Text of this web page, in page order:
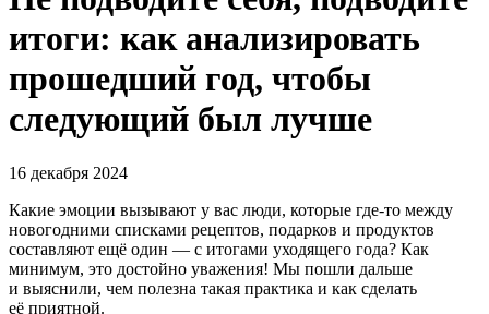
итоги: как анализировать
прошедший год, чтобы
следующий был лучше
16 декабря 2024
Какие эмоции вызывают у вас люди, которые где-то между
новогодними списками рецептов, подарков и продуктов
составляют ещё один — с итогами уходящего года? Как
минимум, это достойно уважения! Мы пошли дальше
и выяснили, чем полезна такая практика и как сделать
её приятной.